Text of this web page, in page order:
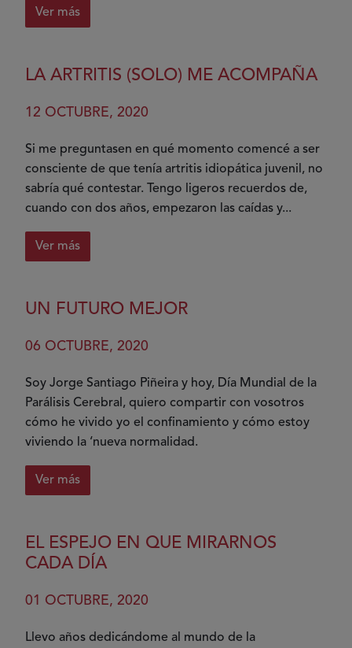
Ver más
sobre
solo
LA ARTRITIS (SOLO) ME ACOMPAÑA
12 OCTUBRE, 2020
Si me preguntasen en qué momento comencé a ser
consciente de que tenía artritis idiopática juvenil, no
sabría qué contestar. Tengo ligeros recuerdos de,
cuando con dos años, empezaron las caídas y...
Ver más
sobre
artritis
me
UN FUTURO MEJOR
06 OCTUBRE, 2020
Soy Jorge Santiago Piñeira y hoy, Día Mundial de la
Parálisis Cerebral, quiero compartir con vosotros
cómo he vivido yo el confinamiento y cómo estoy
viviendo la ‘nueva normalidad.
Ver más
sobre
Futuro
Mejor
EL ESPEJO EN QUE MIRARNOS
CADA DÍA
01 OCTUBRE, 2020
Llevo años dedicándome al mundo de la